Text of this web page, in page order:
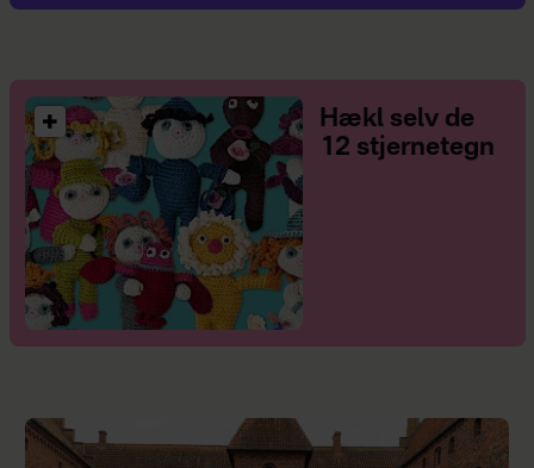
Hækl selv de
12 stjernetegn